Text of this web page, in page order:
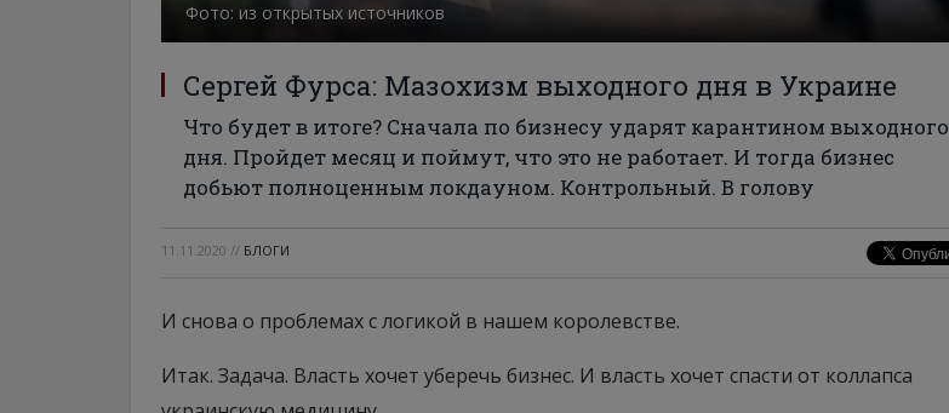
Фото: из открытых источников
Сергей Фурса: Мазохизм выходного дня в Украине
Что будет в итоге? Сначала по бизнесу ударят карантином выходного
дня. Пройдет месяц и поймут, что это не работает. И тогда бизнес
добьют полноценным локдауном. Контрольный. В голову
11.11.2020 // БЛОГИ
И снова о проблемах с логикой в нашем королевстве.
Итак. Задача. Власть хочет уберечь бизнес. И власть хочет спасти от коллапса